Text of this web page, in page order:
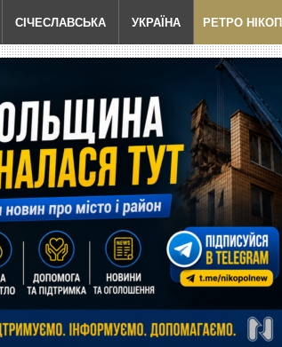
СІЧЕСЛАВСЬКА УКРАЇНА РЕТРО